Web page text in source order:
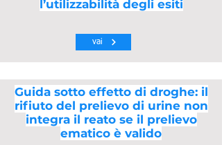
l’utilizzabilità degli esiti
vai
Guida sotto effetto di droghe: il
rifiuto del prelievo di urine non
integra il reato se il prelievo
ematico è valido